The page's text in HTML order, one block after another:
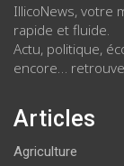
IllicoNews, votre
rapide et fluide.
Actu, politique,
encore…
Articles
Agriculture